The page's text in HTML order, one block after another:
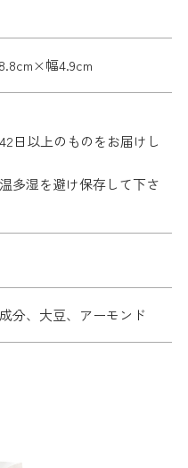
幅4.9cm
日以上のものをお届けし
多湿を避け保存して下さ
分、大豆、アーモンド